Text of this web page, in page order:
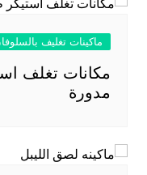
ماكينات تغليف
مكانات تغلف
مدورة